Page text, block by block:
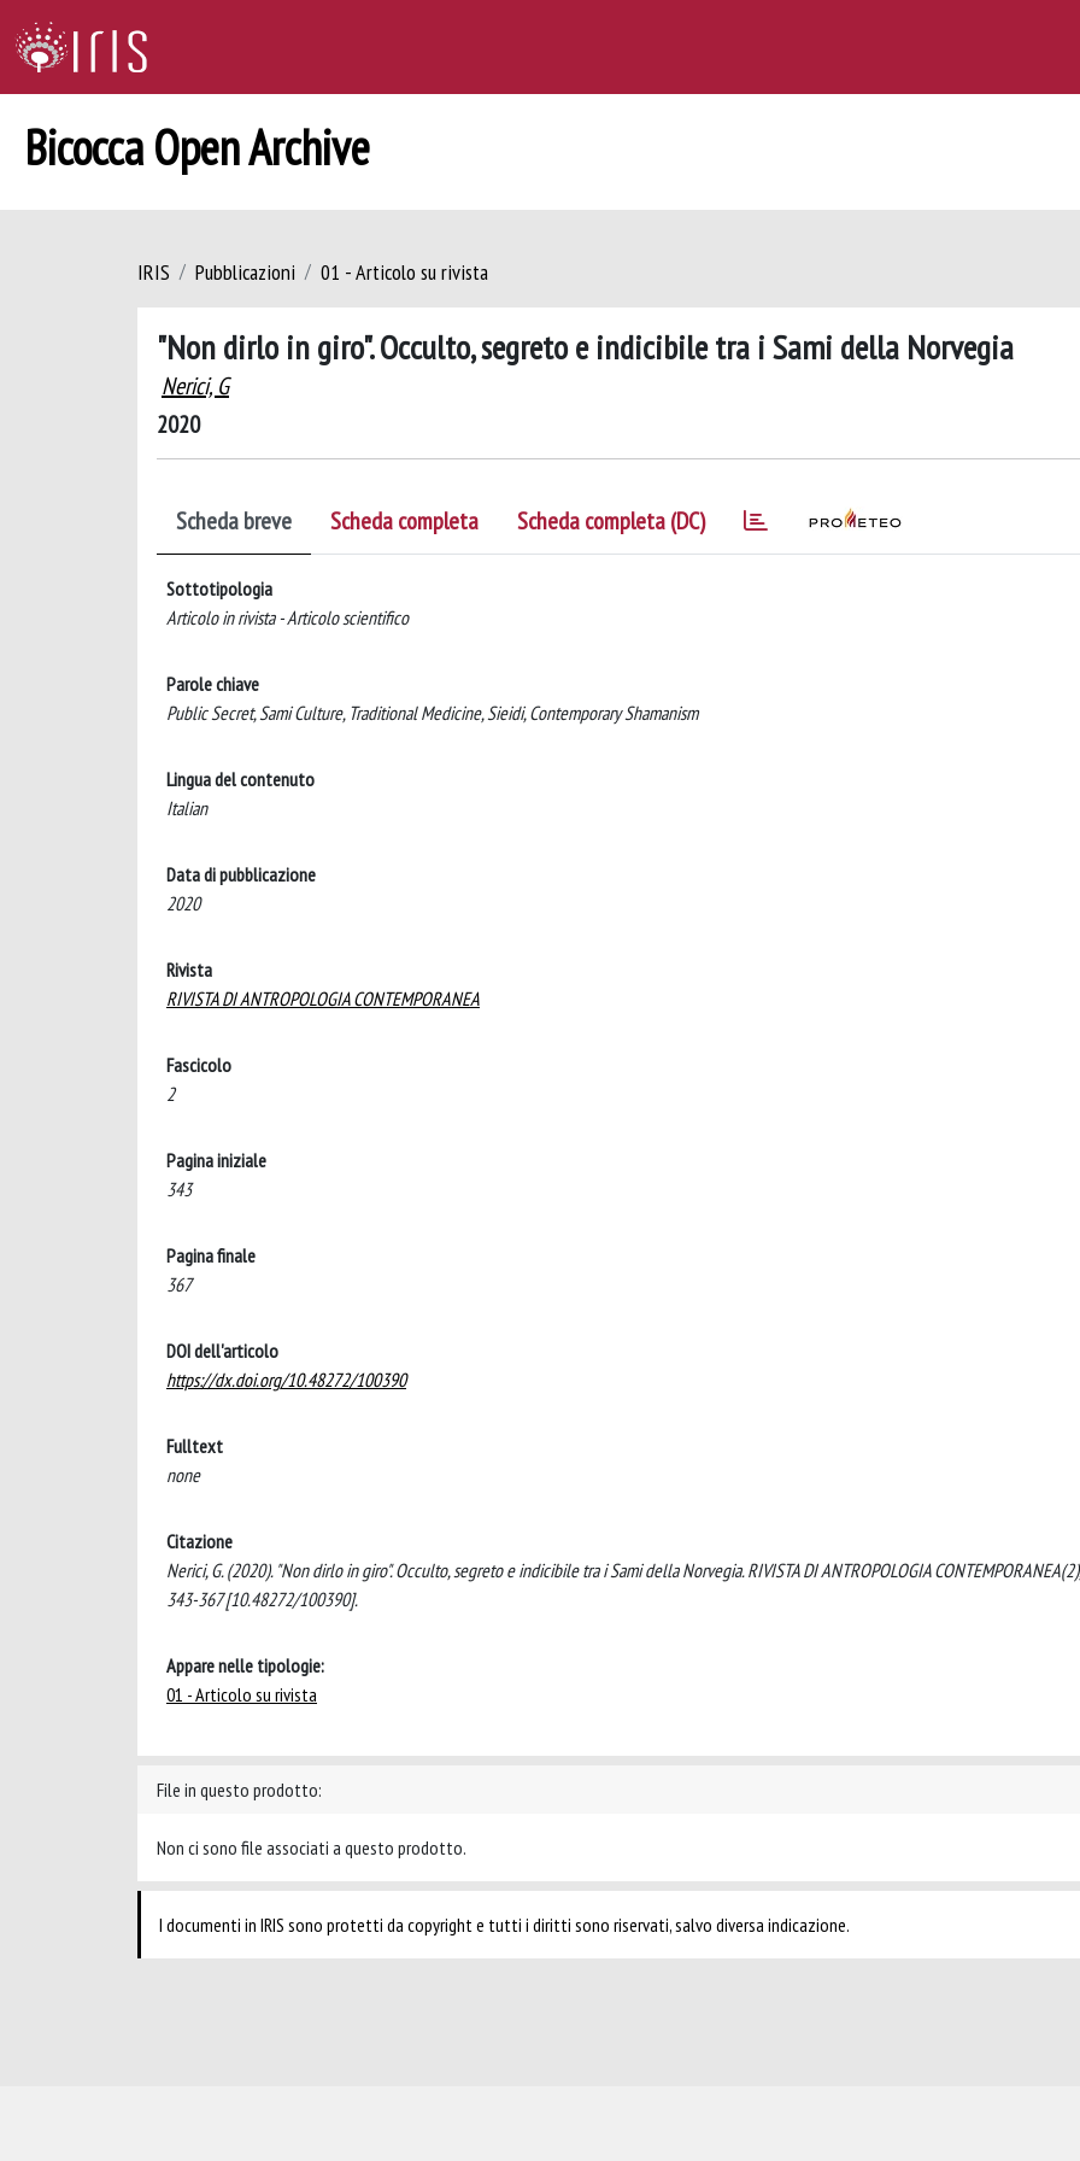
Bicocca Open Archive
IRIS Pubblicazioni 01 - Articolo su rivista
"Non dirlo in giro". Occulto, segreto e indicibile tra i Sami della Norvegia
Nerici, G
2020
Scheda breve Scheda completa Scheda completa (DC)
Sottotipologia
Articolo in rivista - Articolo scientifico
Parole chiave
Public Secret, Sami Culture, Traditional Medicine, Sieidi, Contemporary Shamanism
Lingua del contenuto
Italian
Data di pubblicazione
2020
Rivista
RIVISTA DI ANTROPOLOGIA CONTEMPORANEA
Fascicolo
2
Pagina iniziale
343
Pagina finale
367
DOI dell'articolo
https://dx.doi.org/10.48272/100390
Fulltext
none
Citazione
Nerici, G. (2020). "Non dirlo in giro". Occulto, segreto e indicibile tra i Sami della Norvegia. RIVISTA DI ANTROPOLOGIA CONTEMPORANEA(2),
343-367 [10.48272/100390].
Appare nelle tipologie:
01 - Articolo su rivista
File in questo prodotto:
Non ci sono file associati a questo prodotto.
I documenti in IRIS sono protetti da copyright e tutti i diritti sono riservati, salvo diversa indicazione.